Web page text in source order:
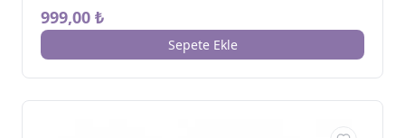
999,00 ₺
Sepete Ekle